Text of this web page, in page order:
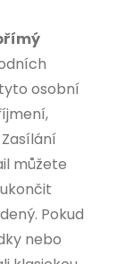
osobní
můžete
Pokud
nebo